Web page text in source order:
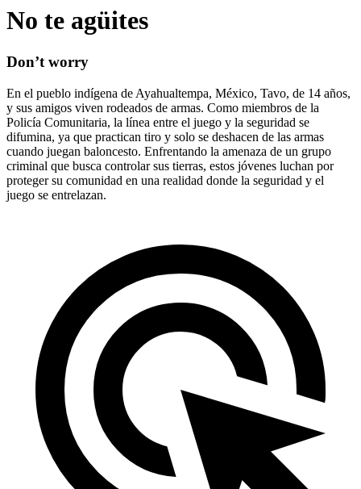
No te agüites
Don’t worry
En el pueblo indígena de Ayahualtempa, México, Tavo, de 14 años,
y sus amigos viven rodeados de armas. Como miembros de la
Policía Comunitaria, la línea entre el juego y la seguridad se
difumina, ya que practican tiro y solo se deshacen de las armas
cuando juegan baloncesto. Enfrentando la amenaza de un grupo
criminal que busca controlar sus tierras, estos jóvenes luchan por
proteger su comunidad en una realidad donde la seguridad y el
juego se entrelazan.